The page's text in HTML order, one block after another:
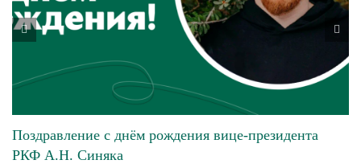
Поздравление с днём рождения вице-президента
РКФ А.Н. Синяка